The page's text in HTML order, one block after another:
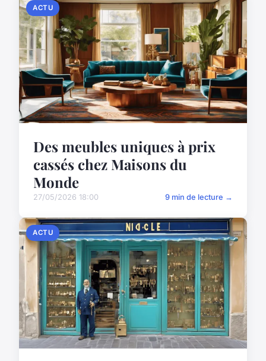
ACTU
Des meubles uniques à prix
cassés chez Maisons du
Monde
27/05/2026 18:00 9 min de lecture →
ACTU